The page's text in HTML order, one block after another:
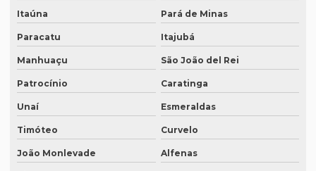
Empresa de tradução de patentes
Empresa de tradução de patentes em curitiba
Empresa de tradução de patentes em porto alegre
Empresa de tradução profissional
Empresa tradução rio de janeiro
Itaúna Pará de Minas
Paracatu Itajubá
Manhuaçu São João del Rei
Patrocínio Caratinga
Unaí Esmeraldas
Timóteo Curvelo
João Monlevade Alfenas